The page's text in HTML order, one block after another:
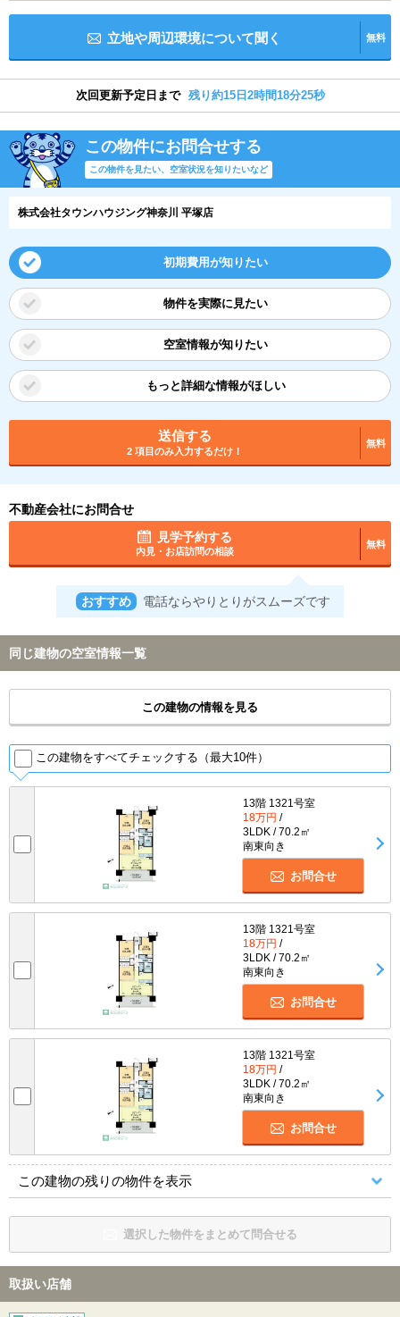
立地や周辺環境について聞く 無料
次回更新予定日まで 残り約15日2時間18分24秒
この物件にお問合せする
この物件を見たい、空室状況を知りたいなど
株式会社タウンハウジング神奈川 平塚店
初期費用が知りたい
物件を実際に見たい
空室情報が知りたい
もっと詳細な情報がほしい
送信する
2 項目のみ入力するだけ！
無料
不動産会社にお問合せ
見学予約する
内見・お店訪問の相談
無料
おすすめ 電話ならやりとりがスムーズです
同じ建物の空室情報一覧
この建物の情報を見る
この建物をすべてチェックする（最大10件）
13階 1321号室
18万円 /
3LDK / 70.2㎡
南東向き
お問合せ
13階 1321号室
18万円 /
3LDK / 70.2㎡
南東向き
お問合せ
13階 1321号室
18万円 /
3LDK / 70.2㎡
南東向き
お問合せ
この建物の残りの物件を表示
選択した物件をまとめて問合せる
取扱い店舗